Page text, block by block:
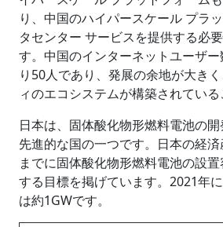
り、中国のハイパースケール プラ
タセンター サービスを提供する必
す。中国のインターネットユーザ
り50人であり、発展の余地が大き
ィのエコシステムが構築されている
日本は、固体酸化物形燃料電池の開
先進的な国の一つです。日本の経
までに固体酸化物形燃料電池の設
する目標を掲げています。2021年
は約1GWです。